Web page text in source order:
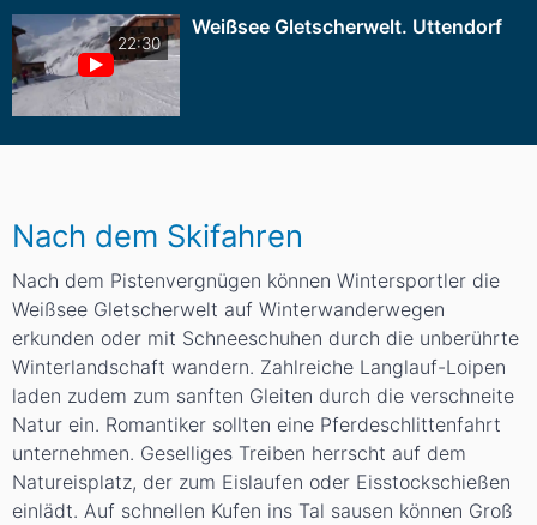
22:30
Weißsee Gletscherwelt. Uttendorf
Nach dem Skifahren
Nach dem Pistenvergnügen können Wintersportler die
Weißsee Gletscherwelt auf Winterwanderwegen
erkunden oder mit Schneeschuhen durch die unberührte
Winterlandschaft wandern. Zahlreiche Langlauf-Loipen
laden zudem zum sanften Gleiten durch die verschneite
Natur ein. Romantiker sollten eine Pferdeschlittenfahrt
unternehmen. Geselliges Treiben herrscht auf dem
Natureisplatz, der zum Eislaufen oder Eisstockschießen
einlädt. Auf schnellen Kufen ins Tal sausen können Groß